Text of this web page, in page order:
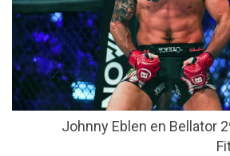
Johnny Eblen en Bellator